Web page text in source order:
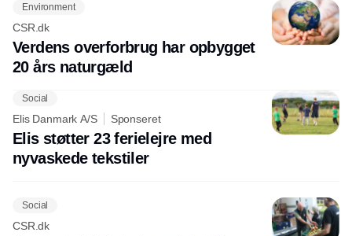
Environment
CSR.dk
Verdens overforbrug har opbygget
20 års naturgæld
Social
Elis Danmark A/S Sponseret
Elis støtter 23 ferielejre med
nyvaskede tekstiler
Social
CSR.dk